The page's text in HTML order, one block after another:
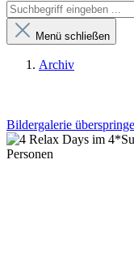
Menü schließen
Archiv
Bildergalerie